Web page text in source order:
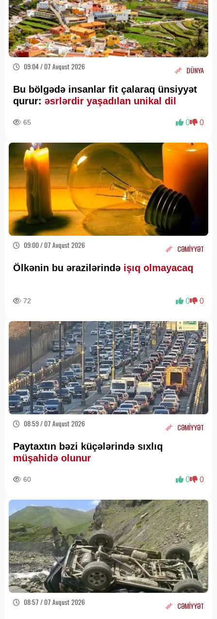
09:04 / 07 Avqust 2026 DÜNYA
Bu bölgədə insanlar fit çalaraq ünsiyyət
qurur: əsrlərdir yaşadılan unikal dil
65 0 0
09:00 / 07 Avqust 2026 CƏMİYYƏT
Ölkənin bu ərazilərində işıq olmayacaq
72 0 0
08:59 / 07 Avqust 2026 CƏMİYYƏT
Paytaxtın bəzi küçələrində sıxlıq
müşahidə olunur
60 0 0
08:57 / 07 Avqust 2026 CƏMİYYƏT